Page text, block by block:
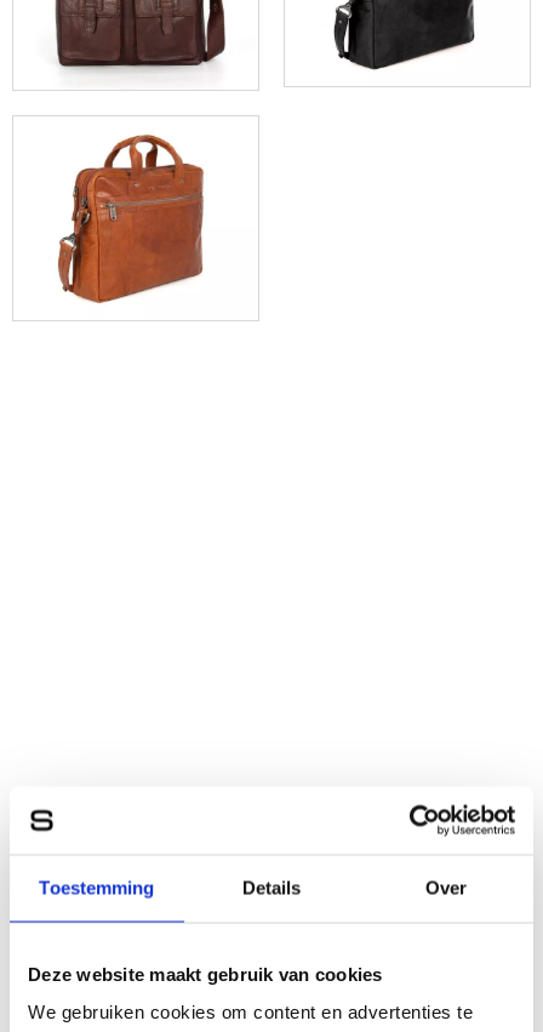
Toestemming Details Over
Deze website maakt gebruik van cookies
We gebruiken cookies om content en advertenties te